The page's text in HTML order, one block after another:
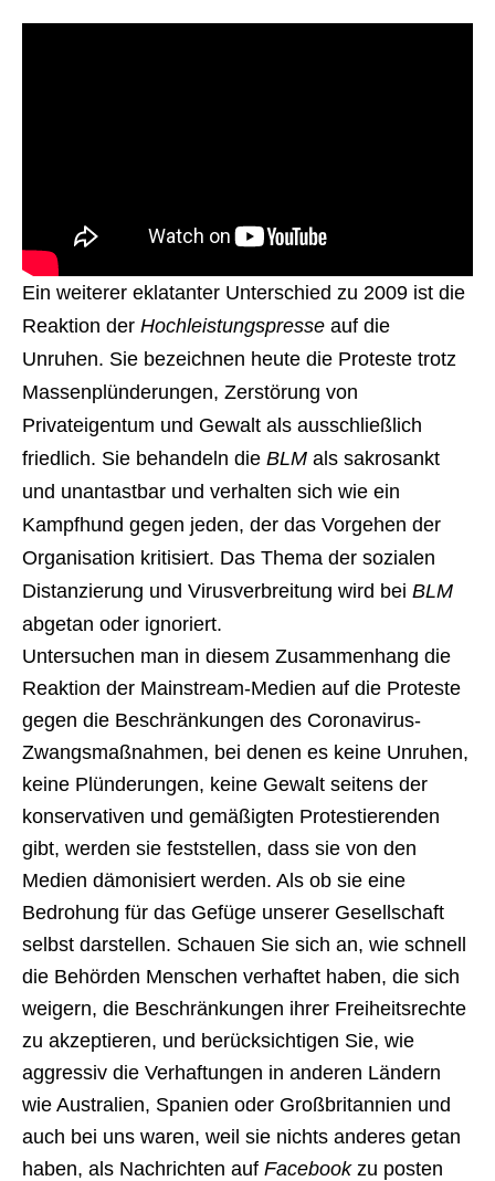
Ein weiterer eklatanter Unterschied zu 2009 ist die
Reaktion der Hochleistungspresse auf die
Unruhen. Sie bezeichnen heute die Proteste trotz
Massenplünderungen, Zerstörung von
Privateigentum und Gewalt als ausschließlich
friedlich. Sie behandeln die BLM als sakrosankt
und unantastbar und verhalten sich wie ein
Kampfhund gegen jeden, der das Vorgehen der
Organisation kritisiert. Das Thema der sozialen
Distanzierung und Virusverbreitung wird bei BLM
abgetan oder ignoriert.
Untersuchen man in diesem Zusammenhang die
Reaktion der Mainstream-Medien auf die Proteste
gegen die Beschränkungen des Coronavirus-
Zwangsmaßnahmen, bei denen es keine Unruhen,
keine Plünderungen, keine Gewalt seitens der
konservativen und gemäßigten Protestierenden
gibt, werden sie feststellen, dass sie von den
Medien dämonisiert werden. Als ob sie eine
Bedrohung für das Gefüge unserer Gesellschaft
selbst darstellen. Schauen Sie sich an, wie schnell
die Behörden Menschen verhaftet haben, die sich
weigern, die Beschränkungen ihrer Freiheitsrechte
zu akzeptieren, und berücksichtigen Sie, wie
aggressiv die Verhaftungen in anderen Ländern
wie Australien, Spanien oder Großbritannien und
auch bei uns waren, weil sie nichts anderes getan
haben, als Nachrichten auf Facebookzu posten